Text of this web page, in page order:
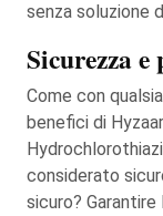
senza soluzione
Sicurezza
Come con
benefici di
considerato
sicuro?